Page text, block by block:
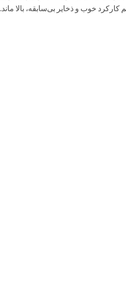
خوب و ذخایر بی‌سابقه، بالا ماند.